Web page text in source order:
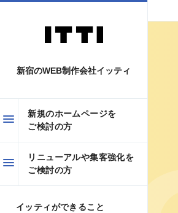
新宿のWEB制作会社イッティ
新規のホームページを
ご検討の方
リニューアルや集客強化を
ご検討の方
イッティができること